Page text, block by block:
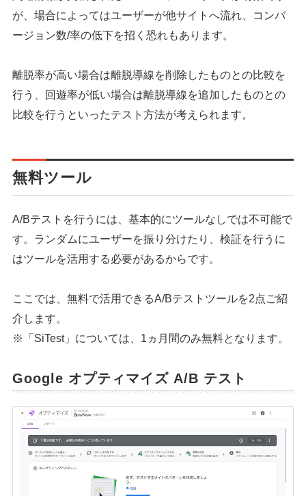
が、場合によってはユーザーが他サイトへ流れ、コンバ
ージョン数/率の低下を招く恐れもあります。
離脱率が高い場合は離脱導線を削除したものとの比較を
行う、回遊率が低い場合は離脱導線を追加したものとの
比較を行うといったテスト方法が考えられます。
無料ツール
A/Bテストを行うには、基本的にツールなしでは不可能で
す。ランダムにユーザーを振り分けたり、検証を行うに
はツールを活用する必要があるからです。
ここでは、無料で活用できるA/Bテストツールを2点ご紹
介します。
※「SiTest」については、1ヵ月間のみ無料となります。
Google オプティマイズ A/B テスト